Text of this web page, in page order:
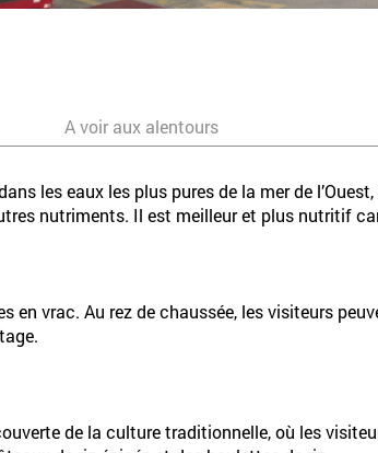
A voir aux alentours
les eaux les plus pures de la mer de
nutriments. Il est meilleur et plus nutritif
en vrac. Au rez de chaussée, les visiteurs
de la culture traditionnelle, où les